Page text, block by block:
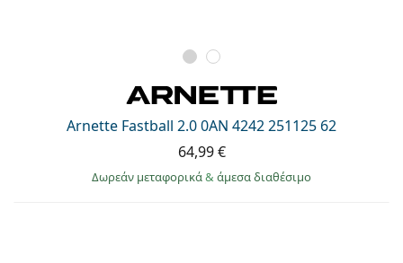
Arnette Fastball 2.0 0AN 4242 251125 62
64,99 €
Δωρεάν μεταφορικά& άμεσα διαθέσιμο